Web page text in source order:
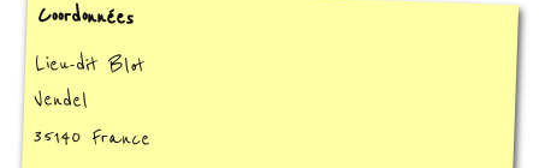
Coordonnées
Lieu-dit Blot
Vendel
35140 France